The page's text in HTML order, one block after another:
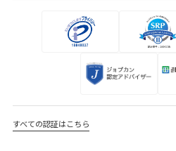
すべての認証はこちら